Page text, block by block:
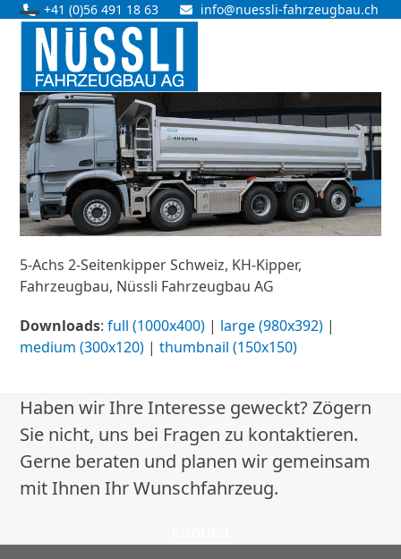
Skip
content
+41 (0)56 491 18 63 info@nuessli-fahrzeugbau.ch
Open
mobile
menu
Close
mobile
menu
5-Achs 2-Seitenkipper Schweiz, KH-Kipper,
Fahrzeugbau, Nüssli Fahrzeugbau AG
Downloads:full (1000x400) | large (980x392) |
medium (300x120) |thumbnail (150x150)
Haben wir Ihre Interesse geweckt? Zögern
Sie nicht, uns bei Fragen zu kontaktieren.
Gerne beraten und planen wir gemeinsam
mit Ihnen Ihr Wunschfahrzeug.